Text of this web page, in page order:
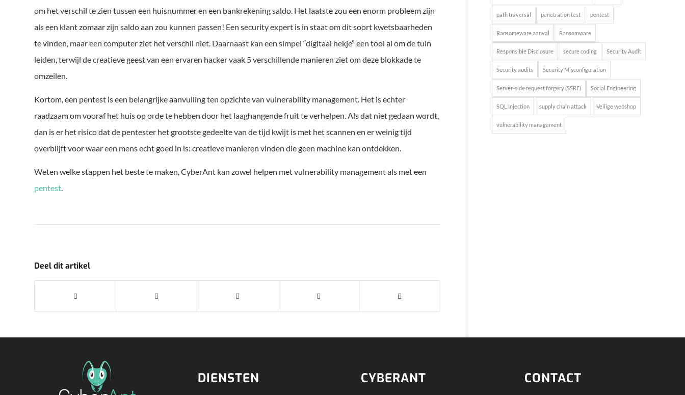
om het verschil te zien tussen een huisnummer en een bankrekening saldo. Het laatste zou een enorm probleem zijn
als een klant zomaar zijn saldo aan zou kunnen passen! Een security expert is in staat om dit soort kwetsbaarheden
te vinden, maar een computer ziet het verschil niet. Daarnaast kan een simpel “digitaal hekje” een tool al om de tuin
leiden, terwijl de creatieve geest van een ervaren hacker vaak 5 verschillende manieren ziet om deze blokkade te
omzeilen.
Kortom, een pentest is een belangrijke aanvulling ten opzichte van vulnerability management. Het is echter
raadzaam om vooraf het huis op orde te hebben door het laaghangende fruit te verhelpen. Als dat niet gedaan wordt,
dan is er het risico dat de pentester het grootste gedeelte van de tijd kwijt is met het scannen en er weinig tijd
overblijft voor waar een mens echt goed in is: creatieve manieren vinden die geen machine kan ontdekken.
Weten welke stappen het beste te maken, CyberAnt kan zowel helpen met vulnerability management als met een
pentest
Deel dit artikel
path traversal penetration test pentest
Ransomeware aanval Ransomware
Responsible Disclosure secure coding Security Audit
Security audits Security Misconfiguration
Server-side request forgery (SSRF) Social Engineering
SQL Injection supply chain attack Veilige webshop
vulnerability management
DIENSTEN CYBERANT CONTACT